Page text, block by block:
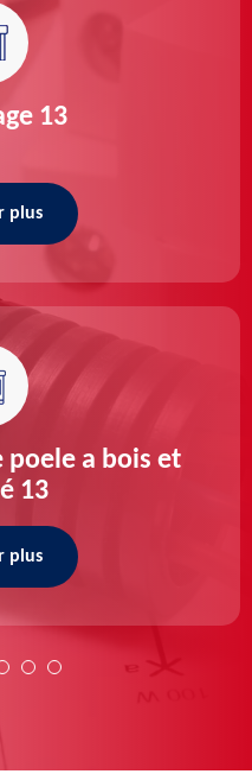
13
plus
poele a bois et
13
plus